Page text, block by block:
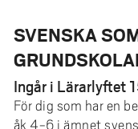
SVENSKA
Ingår i Lärarlyftet
För dig som har en
åk 4-6 i ämnet